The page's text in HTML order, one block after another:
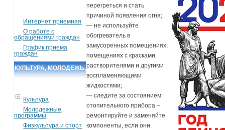
Интернет приемная
О работе с
обращениями граждан
График приема
граждан
КУЛЬТУРА, МОЛОДЕЖЬ,
Культура
Молодежные
программы
Физкультура и спорт
перегреться и стать
причиной появления огня;
— не используйте
обогреватель в
замусоренных помещениях,
помещениях с красками,
растворителями и другими
воспламеняющими
жидкостями;
— следите за состоянием
отопительного прибора –
ремонтируйте и заменяйте
компоненты, если они